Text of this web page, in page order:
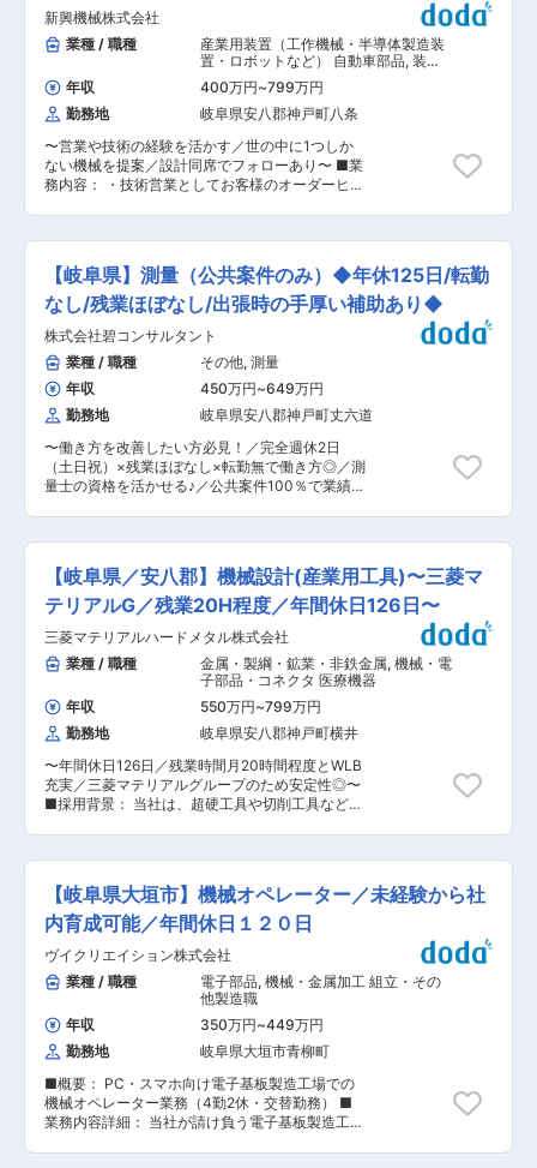
（20〜60代）となります。 ＜事業概要＞ 高品質
の超硬合金製造技術と精密加工技術を生かした
「超硬合金素材」「耐摩耗工具」「建設工具」の
設計・開発・製造 ※海外60ヶ国以上に販売ネット
ワークを持ち、世界最高水準の製品とサービスを
提供 ＜採用メッセージ＞ この度は当社の採用情
報をご覧頂き、ありがとうございます。私たちは
超硬工具の製造を手がけています。この業界は少
し馴染みが薄いかもしれませんが、私たちの製品
は世界中の生活を支える重要な役割を果たしてい
こにも負けない製品を作りたい」という強い思い
を持っており、その思いから生まれる自由な発想
ョンが良好な職場環境のもとで、皆さんが自分ら
しく働ける会社です。 変更の範囲：会社の定める
業務
て、牛乳・乳飲料・ジュースの熱処理をお任せし
ます。 食品業界未経験から始められた方が多く、
安心してスタートいただけます。 ■具体的には：
◇飲料の品質的な安全を守る「殺菌機」の操作が
メイン業務ですが、部署としては原材料の受け入
れや、乳飲料・果汁飲料の調合作業なども担当す
る、飲料製造の中核を担う業務です。 ■働き方：
◎基本的な業務は、手順通りの機械操作や、確
認・モニタリング作業となりますので、難しい技
術や経験は要しません。 ◎入社後、業務経験を積
みながら、機械設備のメンテナンス技術やトラブ
フト作成毎に希望日を各々申請していただきます
ので、臨機応変に勤務日設定が可能です。 ◎入社
後は先輩社員からのOJTにて一人立ちを目指して
いただきます。 ■やりがい： 岐阜県、愛知県に
住んでいる方ならスーパーなどで1度は見たこと
があるほど身近な商品の製造や流通に携わること
ができます。 一般消費者の方々に、自分の携わっ
た商品を手に取って買っていただくところを見る
ことができることも大きなやりがいになります。
■当社について： ◇明治16年（1883年）、牛を
飼育し牛乳を搾って販売する会社として創業しま
した。 ◇現在ではスーパーマーケットやドラッグ
校給食用牛乳の提供もしております。 ◇また消費
者の嗜好の多様性に合わせ、牛乳以外にも多様な
100%の「あじわいシリーズ」の売上が好調で、
現在はアップル、オレンジ、グレープの3種類を
展開しております。 変更の範囲：会社の定める業
務
新興機械株式会社
業種 / 職種
産業用装置（工作機械・半導体製造装
置・ロボットなど） 自動車部品, 装
置・工作機械・産業機械営業（国内）
工作機械・産業機械・ロボット
年収 400万円~799万円
勤務地
岐阜県安八郡神戸町八条
〜営業や技術の経験を活かす／世の中に1つしか
ない機械を提案／設計同席でフォローあり〜 ■業
務内容： ・技術営業としてお客様のオーダーヒア
海外工場への納品がほとんど、営業先は国内企業
のため英語は不要です。専門的な知識も技術設計
の同行などでカバーできる体制です。 ■具体的に
は： ・メーカー企業の技術部門と打ち合わせ、ご
要望のヒアリングを行います。 （当社の設計部門
も同席しますので、ご安心ください。） ・自社技
術設計と図面の落とし込みを行い、顧客に提案、
見積もり作成、受注を行います。 ・受注から納品
まで進捗管理と納品後のアフターサポートをお任
せします。 ■当ポジションの魅力： 【異業界出
械知識は不問です。 入社後は、技術・営業部門の
先輩社員が、マンツーマンでつきながら業務や機
械知識を教えていただきます。 マニュアルもあ
いただき、 3年目近くで一人立ちできるようにじ
っくりサポートいたします。 （2年目以降も技術
部門のサポート等充実しておりますので、ご安心
ください。） 【ノルマなし！顧客のためになる提
案ができる！】 当社はものを売るというよりも、
生産設備を作りたい企業のニーズを把握しなが
ら、提案をしていく業務です。 そのため、売上や
販売数などのノルマはありません。 ただ訪問数な
どの行動目標はあり、評価の対象になるためプロ
セスを重視したい方におすすめです！ 【同じもの
は1つもない、飽きないものづくり】 当社が手掛
ける専用設備機械は2つとして同じものはなく、
顧客要望に沿った完全フルカスタマイズです。
携して、世の中に1つしかないオーダーメイドの
専用機をつくるやりがいがあります。 ■組織：
しており、営業に集中できます。 変更の範囲：会
社の定める業務
【岐阜県】測量（公共案件のみ）◆年休125日/転勤
なし/残業ほぼなし/出張時の手厚い補助あり◆
株式会社碧コンサルタント
業種 / 職種
その他, 測量
年収
450万円~649万円
勤務地
岐阜県安八郡神戸町丈六道
〜働き方を改善したい方必見！／完全週休2日
（土日祝）×残業ほぼなし×転勤無で働き方◎／測
量士の資格を活かせる♪／公共案件100％で業績安
は本州全域となります。遠方へは短期出張となり
ますが、土日の作業は発生しません。（年に数回
程度）その他は、基本日帰りです。 ・出張が発生
した際には、宿泊費や食費は会社で負担しており
ます。 ・災害地や山を登っての測量もあり、ある
程度の体力が必要です。 ＼＼プライベートを大切
にできる環境／／ ・自分時間を大切にしてほしい
ため残業はほぼ発生いたしません。 ・年間休日
125日×休日出勤無し！ ・測量という仕事は好き
だけど、プライベートも大切にしたいという方に
ピッタリです♪ ■組織構成： ・40代男性と70代
男性の2名体制です。 ・遠方への出張が発生する
場合は、先輩との同行がメインです。 ■仕事のや
りがい： 【社会貢献】 測量は建築や土木、都市
計画などの基盤を支える重要な仕事です。自分の
測量データが大規模なプロジェクトの基盤となる
でのデータ解析・報告書作成の両方を行うため、
多様な経験ができます。 【達成感】 精密な測量
データを提供し、そのデータがプロジェクトの成
功に寄与することで大きな達成感を得ることがで
きます。 ■身に着くスキル： 【技術的スキル】
測量機器の操作方法や測量ソフトウェアの使い方
など、専門的な技術スキルが身に付きます。 【デ
ータ解析】 測量データを正確に解析し、必要な情
報を抽出・報告するスキルが養われます。 【コミ
ュニケーション能力】 クライアントやチームメン
バーなど、様々な人々と協力しながら仕事を進め
るためのコミュニケーション能力が向上します。
【問題解決能力】 現場での予期せぬトラブルやデ
の範囲：会社の定める業務
【岐阜県／安八郡】機械設計(産業用工具)〜三菱マ
テリアルG／残業20H程度／年間休日126日〜
三菱マテリアルハードメタル株式会社
業種 / 職種
金属・製綱・鉱業・非鉄金属, 機械・電
子部品・コネクタ 医療機器
年収
550万円~799万円
勤務地
岐阜県安八郡神戸町横井
〜年間休日126日／残業時間月20時間程度とWLB
充実／三菱マテリアルグループのため安定性◎〜
■採用背景： 当社は、超硬工具や切削工具などの
金の優れた特性を活かし、鉄鋼、エネルギー産
業、生活製品の製造などで広く使用されていま
す。 さらに、当社は超硬合金の材料開発から製品
化までの一貫生産体制と精密加工技術を備えてお
り、市場が求める製品を迅速に提供することが可
能です。 ■業務内容： ・お客様との設計打ち合
わせ ・CADを使用した製図（1案件あたり10〜
40枚程度） ・主なお客様は電子部品産業、医
療、衛生産業、鉄鋼業等 ※将来的には、お客様へ
の技術サービスも担当していただきます。 これ
は、超硬合金を用いた特殊な耐摩工具の設計業務
です。 お客様と使用に関する打ち合わせを行い、
CADを使って製品の設計図や生産に必要な加工図
を作成します。 商品単価が数千万円に達すること
もあるため、慎重に業務を進める必要があります
が、その分達成感が大きく、オーダーメイドの設
【岐阜県大垣市】機械オペレーター／未経験から社
内育成可能／年間休日１２０日
ヴイクリエイション株式会社
業種 / 職種
電子部品, 機械・金属加工 組立・その
他製造職
年収
350万円~449万円
勤務地
岐阜県大垣市青柳町
■概要： PC・スマホ向け電子基板製造工場での
機械オペレーター業務（4勤2休・交替勤務） ■
業務内容詳細： 当社が請け負う電子基板製造工場